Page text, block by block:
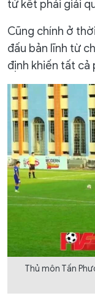
tứ kết phải giải
Cũng chính ở
đấu bản lĩnh từ
định khiến tất cả
Thủ môn Tấn